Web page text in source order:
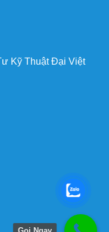
Kỹ Thuật Đại Việt